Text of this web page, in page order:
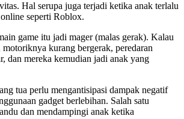
Hal serupa juga terjadi ketika anak terlalu
seperti Roblox.
game itu jadi mager (malas gerak). Kalau
kurang bergerak, peredaran
dan mereka kemudian jadi anak yang
tua perlu mengantisipasi dampak negatif
gadget berlebihan. Salah satu
dan mendampingi anak ketika